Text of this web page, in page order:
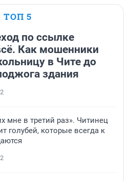
ТОП 5
по ссылке
Как мошенники
в Чите до
здания
мне в третий раз». Читинец
голубей, которые всегда к